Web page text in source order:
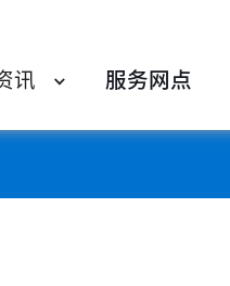
讯 服务网点